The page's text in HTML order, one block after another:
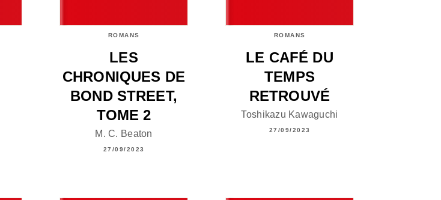
ROMANS
LES
CHRONIQUES DE
BOND STREET,
TOME 2
M. C. Beaton
27/09/2023
ROMANS
LE CAFÉ DU
TEMPS
RETROUVÉ
Toshikazu Kawaguchi
27/09/2023